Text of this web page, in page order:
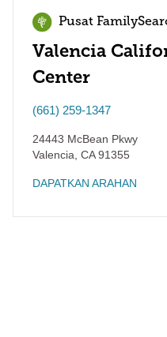
Pusat
Valencia
Center
(661) 259-1347
24443 McBean Pkwy
Valencia CA91355
DAPATKAN ARAHAN